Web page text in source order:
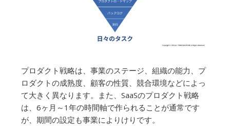
プロダクト戦略は、事業のステージ、組織の能力、プ
ロダクトの成熟度、顧客の性質、競合環境などによっ
て大きく異なります。また、SaaSのプロダクト戦略
は、6ヶ月～1年の時間軸で作られることが通常です
が、期間の設定も事業によりけりです。